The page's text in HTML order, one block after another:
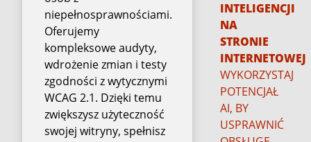
niepełnosprawnościami.
Oferujemy
kompleksowe audyty,
wdrożenie zmian i testy
zgodności z wytycznymi
WCAG 2.1. Dzięki temu
zwiększysz użyteczność
swojej witryny, spełnisz
INTELIGENCJI
NA
STRONIE
INTERNETOWEJ
WYKORZYSTAJ
POTENCJAŁ
AI, BY
USPRAWNIĆ